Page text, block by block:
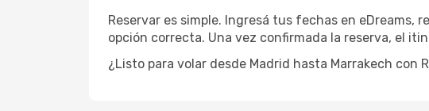
Reservar es simple. Ingresá tus fechas en eDreams,
opción correcta. Una vez confirmada la reserva, el
¿Listo para volar desde Madrid hasta Marrakech con